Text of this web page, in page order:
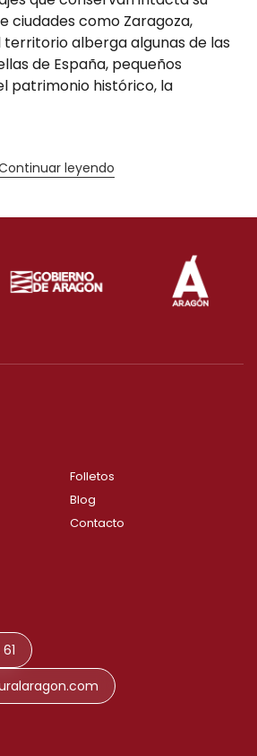
ciudades como Zaragoza,
territorio alberga algunas de las
de España, pequeños
patrimonio histórico, la
leyendo
Folletos
Blog
Contacto